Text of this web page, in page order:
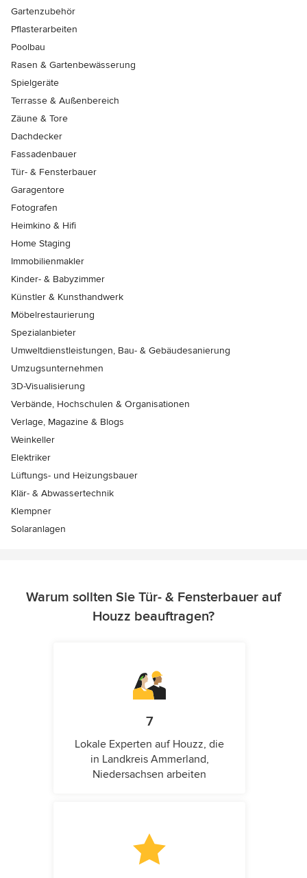
Gartenzubehör
Pflasterarbeiten
Poolbau
Rasen & Gartenbewässerung
Spielgeräte
Terrasse & Außenbereich
Zäune & Tore
Dachdecker
Fassadenbauer
Tür- & Fensterbauer
Garagentore
Fotografen
Heimkino & Hifi
Home Staging
Immobilienmakler
Kinder- & Babyzimmer
Künstler & Kunsthandwerk
Möbelrestaurierung
Spezialanbieter
Umweltdienstleistungen, Bau- & Gebäudesanierung
Umzugsunternehmen
3D-Visualisierung
Verbände, Hochschulen & Organisationen
Verlage, Magazine & Blogs
Weinkeller
Elektriker
Lüftungs- und Heizungsbauer
Klär- & Abwassertechnik
Klempner
Solaranlagen
Warum sollten Sie Tür- & Fensterbauer auf
Houzz beauftragen?
7
Lokale Experten auf Houzz, die
in Landkreis Ammerland,
Niedersachsen arbeiten